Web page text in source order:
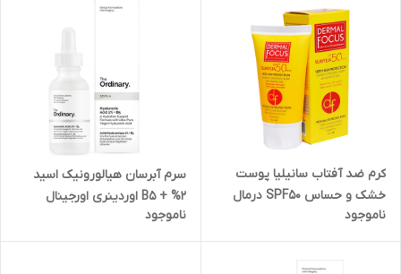
کرم ضد آفتاب سانیلیا پوست
خشک و حساس SPF50 درمال
فوکوس 50 میلی لیتر
ناموجود
سرم آبرسان هیالورونیک اسید
2% + B5 اوردینری اورجینال
Ordinary
ناموجود